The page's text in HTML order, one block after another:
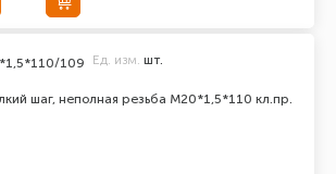
шаг, неполная резьба M20*1,5*110 кл.пр.
109 Ед. изм. шт.